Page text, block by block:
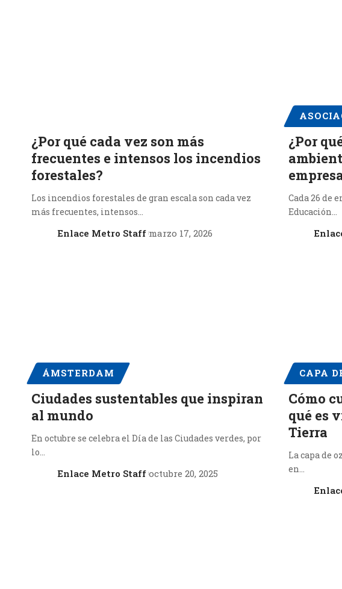
¿Por qué cada vez son más
frecuentes e intensos los incendios
forestales?
Los incendios forestales de gran escala son cada vez
más frecuentes, intensos…
Enlace Metro Staff marzo 17, 2026
¿Por
Cada 26 de
Educación…
ÁMSTERDAM
Ciudades sustentables que inspiran
al mundo
En octubre se celebra el Día de las Ciudades verdes, por
lo…
Enlace Metro Staff octubre 20, 2025
CAPA
Cómo
qué es
Tierra
La capa de
en…